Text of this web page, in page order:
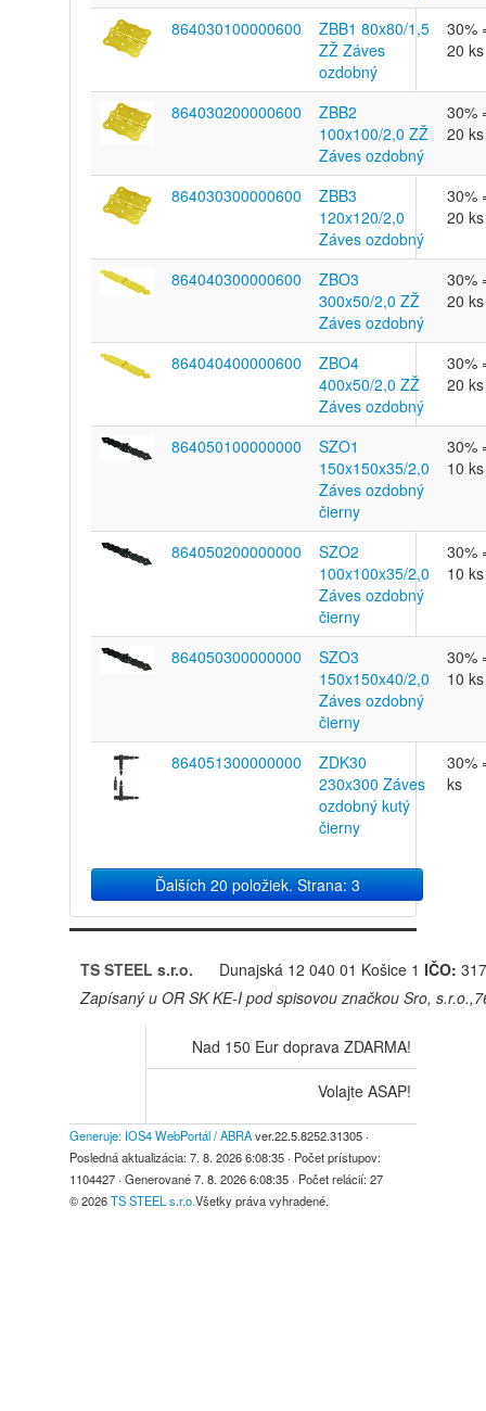
864030100000600
ZBB1 80x80/1,5
ZŽ Záves
ozdobný
30%
20 ks
864030200000600
ZBB2
100x100/2,0 ZŽ
Záves ozdobný
30%
20 ks
864030300000600
ZBB3
120x120/2,0
Záves ozdobný
30%
20 ks
864040300000600
ZBO3
300x50/2,0 ZŽ
Záves ozdobný
30%
20 ks
864040400000600
ZBO4
400x50/2,0 ZŽ
Záves ozdobný
30%
20 ks
864050100000000
SZO1
150x150x35/2,0
Záves ozdobný
čierny
30%
10 ks
864050200000000
SZO2
100x100x35/2,0
Záves ozdobný
čierny
30%
10 ks
864050300000000
SZO3
150x150x40/2,0
Záves ozdobný
čierny
30%
10 ks
864051300000000
ZDK30
230x300 Záves
ozdobný kutý
čierny
30%
ks
Ďalších 20 položiek. Strana: 3
TS STEEL s.r.o. Dunajská 12 040 01 Košice 1 IČO:
Zapísaný u OR SK KE-I pod spisovou značkou Sro,
Nad 150 Eur doprava ZDARMA!
Volajte ASAP!
Generuje: IOS4 WebPortál / ABRAver.22.5.8252.31305 ·
Posledná aktualizácia:7. 8. 2026 6:08:35 · Počet prístupov:
1104427 · Generované7. 8. 2026 6:08:35 · Počet relácií:27
© 2026TS STEEL s.r.o.Všetky práva vyhradené.